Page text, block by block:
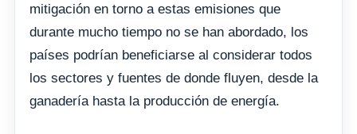
mitigación en torno a estas emisiones que
durante mucho tiempo no se han abordado, los
países podrían beneficiarse al considerar todos
los sectores y fuentes de donde fluyen, desde la
ganadería hasta la producción de energía.